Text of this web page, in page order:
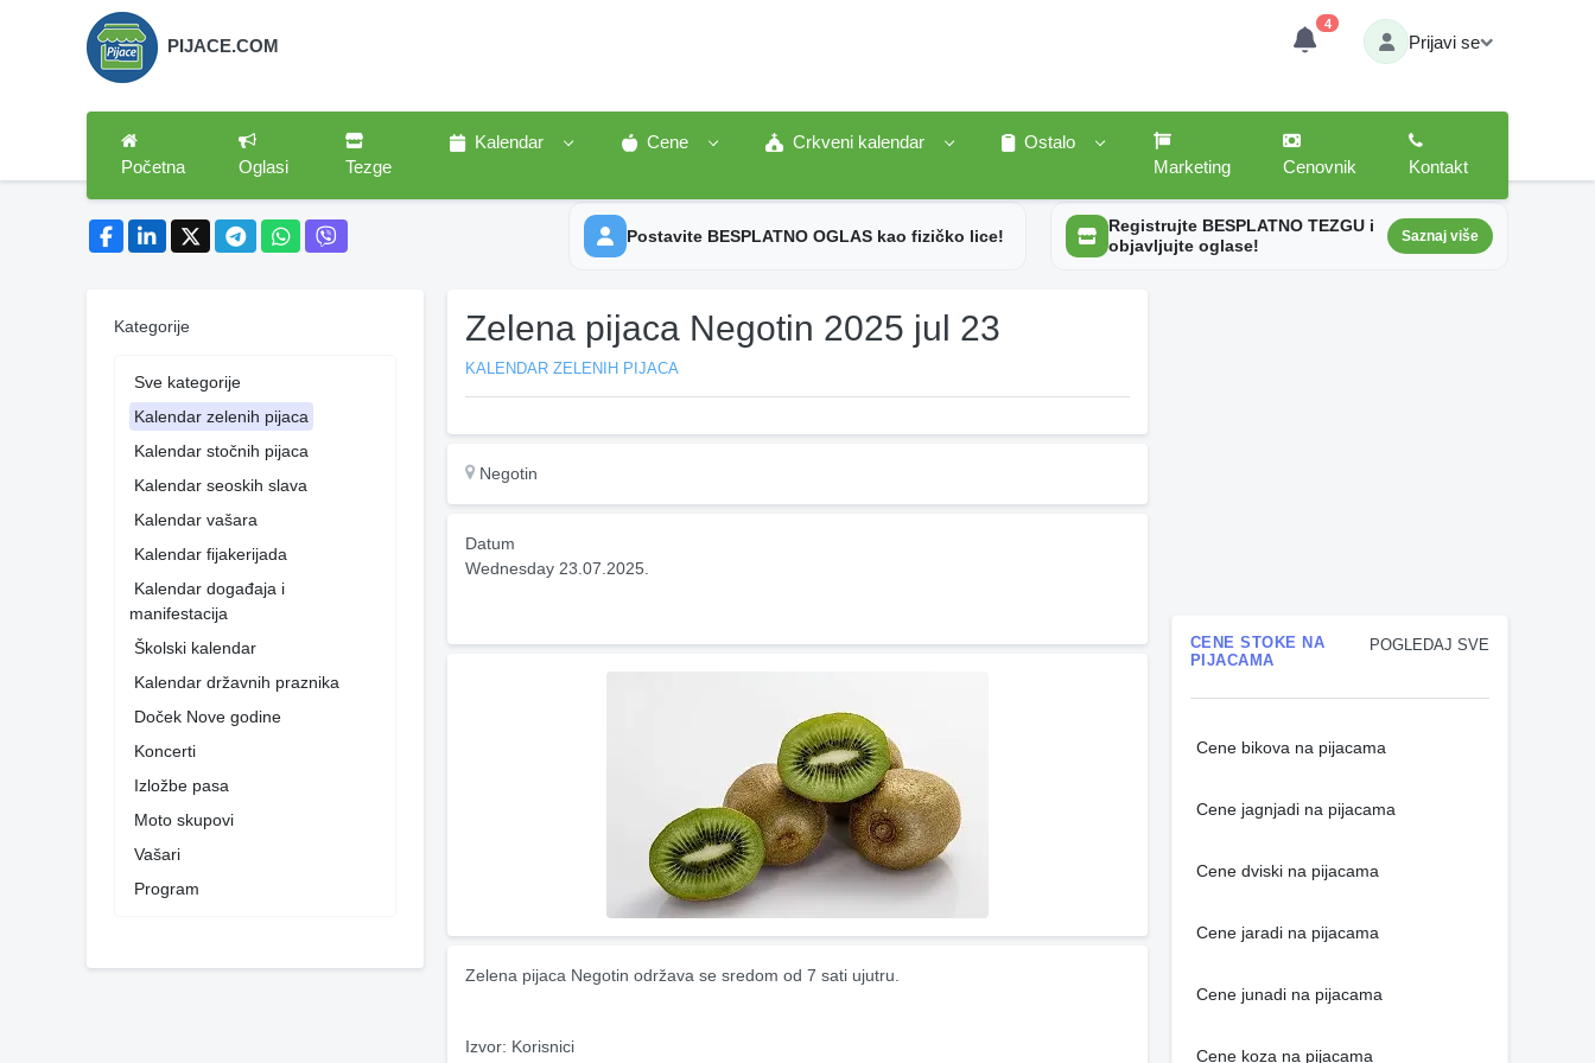
PIJACE.COM
4
Prijavi se
Početna Oglasi Tezge
Kalendar Cene Crkveni kalendar
Ostalo
Marketing
Cenovnik Kontakt
Postavite BESPLATNO OGLAS kao fizičko lice!
Registrujte BESPLATNO TEZGU i
objavljujte oglase!
Saznaj više
Kategorije
Sve kategorije
Kalendar zelenih pijaca
Kalendar stočnih pijaca
Kalendar seoskih slava
Kalendar vašara
Kalendar fijakerijada
Kalendar događaja i
manifestacija
Školski kalendar
Kalendar državnih praznika
Doček Nove godine
Koncerti
Izložbe pasa
Moto skupovi
Vašari
Program
Zelena pijaca Negotin 2025 jul 23
KALENDAR ZELENIH PIJACA
Negotin
Datum
Wednesday 23.07.2025.
Zelena pijaca Negotin održava se sredom od 7 sati ujutru.
Izvor: Korisnici
POGLEDAJ SVE
CENE STOKE NA
PIJACAMA
Cene bikova na pijacama
Cene jagnjadi na pijacama
Cene dviski na pijacama
Cene jaradi na pijacama
Cene junadi na pijacama
Cene koza na pijacama